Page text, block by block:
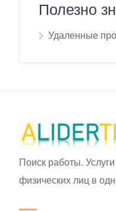
Полезно
Удаленные
Поиск работы.
физических лиц в